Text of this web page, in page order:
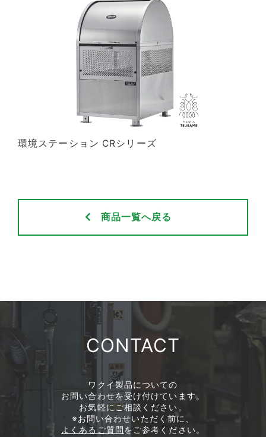
環境ステーション CRシリーズ
商品一覧へ戻る
CONTACT
ワクイ製品についての
お問い合わせを受け付けています。
お気軽にご相談ください。
※お問い合わせいただく前に、
よくあるご質問をご参考ください。